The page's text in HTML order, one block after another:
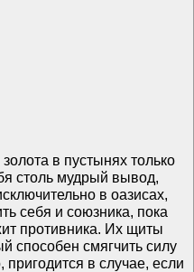
в пустынях только
столь мудрый вывод,
в оазисах,
себя и союзника, пока
противника. Их щиты
способен смягчить силу
в случае, если